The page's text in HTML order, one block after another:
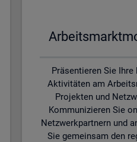
Präsentieren Sie Ihre
Aktivitäten am
Projekten und
Kommunizieren Sie
Netzwerkpartnern und
Sie gemeinsam den